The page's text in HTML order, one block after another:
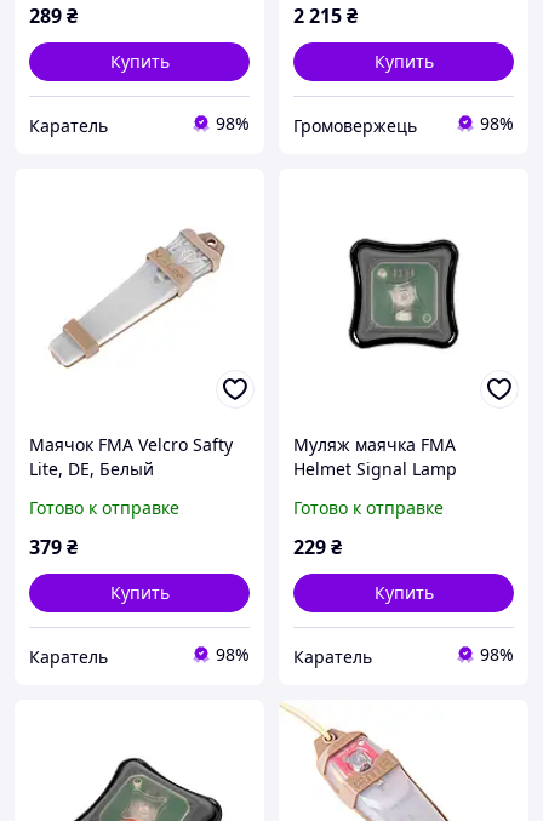
289₴
Купить
Каратель 98%
2 215₴
Купить
Громовержець 98%
Маячок FMA Velcro Safty
Lite, DE, Белый
Готово к отправке
379₴
Купить
Каратель 98%
Муляж маячка FMA
Helmet Signal Lamp
Готово к отправке
229₴
Купить
Каратель 98%